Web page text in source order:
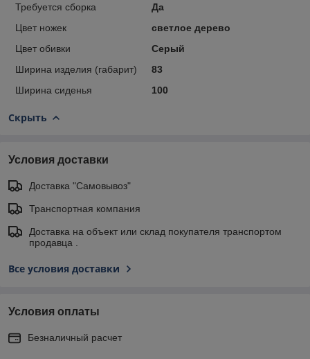
Требуется сборка
Да
Цвет ножек
светлое дерево
Цвет обивки
Серый
Ширина изделия (габарит)
83
Ширина сиденья
100
Скрыть
Условия доставки
Доставка "Самовывоз"
Транспортная компания
Доставка на объект или склад покупателя транспортом
продавца .
Все условия доставки
Условия оплаты
Безналичный расчет